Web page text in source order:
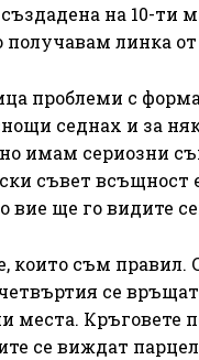
на 10-ти
линка
проблеми с
седнах и за
имам сериозни
съвет
вие ще го видите
които съм
се
места. Кръговете
се виждат